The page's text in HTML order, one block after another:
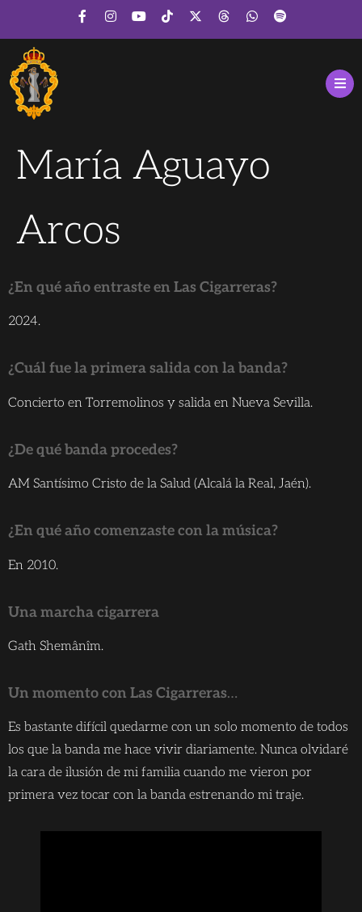
María Aguayo
Arcos
¿En qué año entraste en Las Cigarreras?
2024.
¿Cuál fue la primera salida con la banda?
Concierto en Torremolinos y salida en Nueva Sevilla.
¿De qué banda procedes?
AM Santísimo Cristo de la Salud (Alcalá la Real, Jaén).
¿En qué año comenzaste con la música?
En 2010.
Una marcha cigarrera
Gath Shemânîm.
Un momento con Las Cigarreras…
Es bastante difícil quedarme con un solo momento de todos
los que la banda me hace vivir diariamente. Nunca olvidaré
la cara de ilusión de mi familia cuando me vieron por
primera vez tocar con la banda estrenando mi traje.